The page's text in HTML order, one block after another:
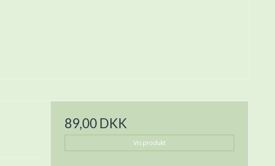
89,00 DKK
Vis produkt